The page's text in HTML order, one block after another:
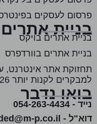
פרסום לעסקים
בניית אתרים
בניית אתרים בויקס
בניית אתרים בוורדפרס
תחזוקת אתר אינטרנט,
למבקרים לקנות יותר 2026
בואו נדבר
נייד - 054-263-4434
דוא"ל - oded@m-p.co.il